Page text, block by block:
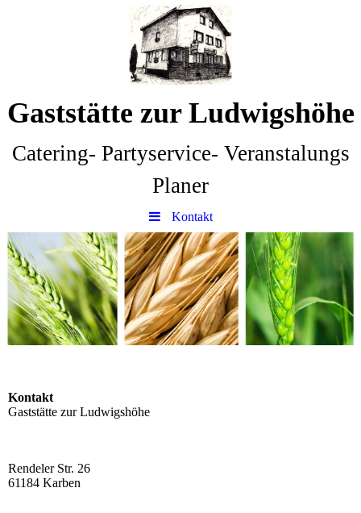
Gaststätte zur Ludwigshöhe
Catering- Partyservice- Veranstalungs
Planer
Kontakt
Kontakt
Gaststätte zur Ludwigshöhe
Rendeler Str. 26
61184 Karben